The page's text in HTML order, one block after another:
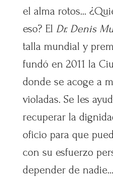
el alma rotos…
eso? El Dr. Denis
talla mundial y
fundó en 2011 la
donde se acoge a
violadas. Se les
recuperar la
oficio para que
con su esfuerzo
depender de